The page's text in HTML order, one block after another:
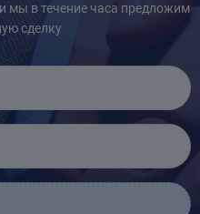
мы в течение часа предложим
сделку